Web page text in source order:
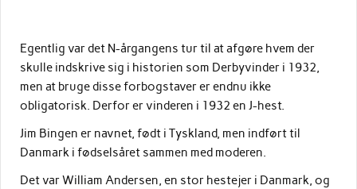
Egentlig var det N-årgangens tur til at afgøre hvem der
skulle indskrive sig i historien som Derbyvinder i 1932,
men at bruge disse forbogstaver er endnu ikke
obligatorisk. Derfor er vinderen i 1932 en J-hest.
Jim Bingen er navnet, født i Tyskland, men indført til
Danmark i fødselsåret sammen med moderen.
Det var William Andersen, en stor hestejer i Danmark, og